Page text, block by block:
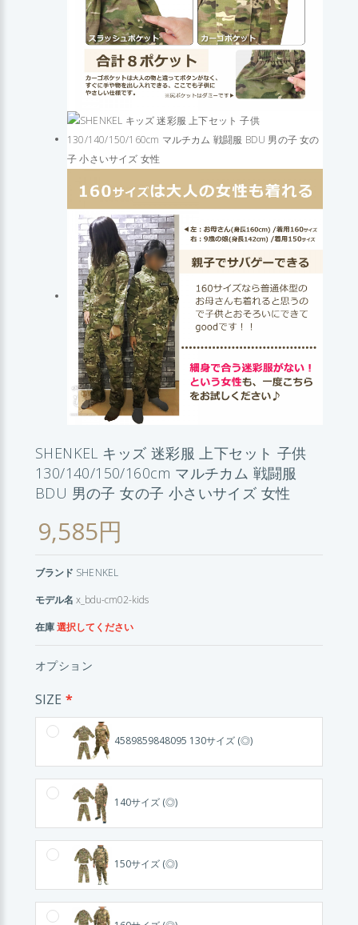
SHENKEL キッズ 迷彩服 上下セット 子供
130/140/150/160cm マルチカム 戦闘服
BDU 男の子 女の子 小さいサイズ 女性
9,585円
ブランド SHENKEL
モデル名 x_bdu-cm02-kids
在庫選択してください
オプション
SIZE
4589859848095 130サイズ (◎)
140サイズ (◎)
150サイズ (◎)